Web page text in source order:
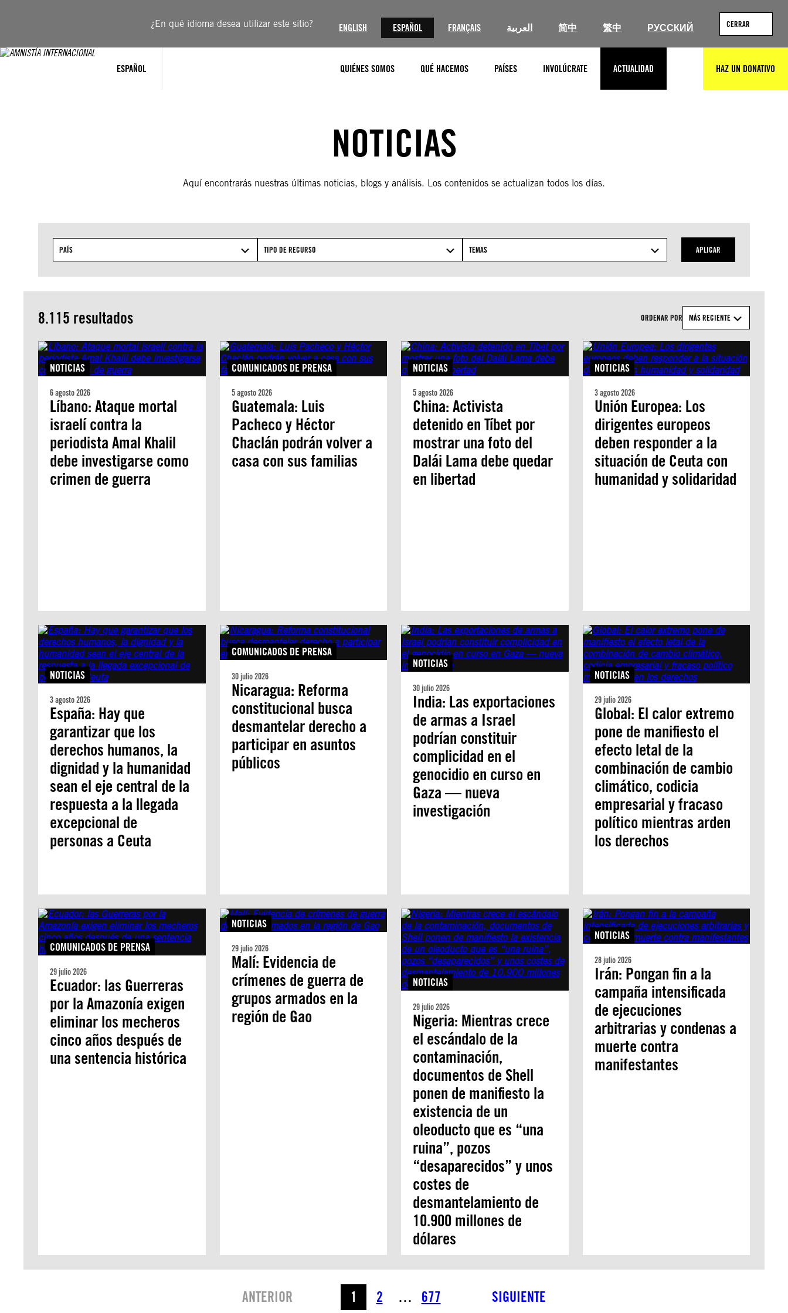
¿En qué idioma desea utilizar este sitio? ENGLISH ESPAÑOL FRANÇAIS العربية 简中 繁中 РУССКИЙ CERRAR
ESPAÑOL QUIÉNES SOMOS QUÉ HACEMOS PAÍSES INVOLÚCRATE ACTUALIDAD HAZ UN DONATIVO
NOTICIAS
Aquí encontrarás nuestras últimas noticias, blogs y análisis. Los contenidos se actualizan todos los días.
PAÍS TIPO DE RECURSO TEMAS APLICAR
8.115 resultados ORDENAR POR MÁS RECIENTE
NOTICIAS
6 agosto 2026
Líbano: Ataque mortal
israelí contra la
periodista Amal Khalil
debe investigarse como
crimen de guerra
COMUNICADOS DE PRENSA
5 agosto 2026
Guatemala: Luis
Pacheco y Héctor
Chaclán podrán volver a
casa con sus familias
NOTICIAS
5 agosto 2026
China: Activista
detenido en Tíbet por
mostrar una foto del
Dalái Lama debe quedar
en libertad
NOTICIAS
3 agosto 2026
Unión Europea: Los
dirigentes europeos
deben responder a la
situación de Ceuta con
humanidad y solidaridad
NOTICIAS
3 agosto 2026
España: Hay que
garantizar que los
derechos humanos, la
dignidad y la humanidad
sean el eje central de la
respuesta a la llegada
excepcional de
personas a Ceuta
COMUNICADOS DE PRENSA
30 julio 2026
Nicaragua: Reforma
constitucional busca
desmantelar derecho a
participar en asuntos
públicos
NOTICIAS
30 julio 2026
India: Las exportaciones
de armas a Israel
podrían constituir
complicidad en el
genocidio en curso en
Gaza — nueva
investigación
NOTICIAS
29 julio 2026
Global: El calor extremo
pone de manifiesto el
efecto letal de la
combinación de cambio
climático, codicia
empresarial y fracaso
político mientras arden
los derechos
COMUNICADOS DE PRENSA
29 julio 2026
Ecuador: las Guerreras
por la Amazonía exigen
eliminar los mecheros
cinco años después de
una sentencia histórica
NOTICIAS
29 julio 2026
Malí: Evidencia de
crímenes de guerra de
grupos armados en la
región de Gao
NOTICIAS
29 julio 2026
Nigeria: Mientras crece
el escándalo de la
contaminación,
documentos de Shell
ponen de manifiesto la
existencia de un
oleoducto que es “una
ruina”, pozos
“desaparecidos” y unos
costes de
desmantelamiento de
10.900 millones de
dólares
NOTICIAS
28 julio 2026
Irán: Pongan fin a la
campaña intensificada
de ejecuciones
arbitrarias y condenas a
muerte contra
manifestantes
ANTERIOR 1 2 … 677 SIGUIENTE